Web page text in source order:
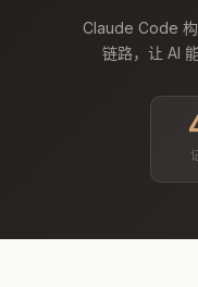
Claude Code
链路，让 AI